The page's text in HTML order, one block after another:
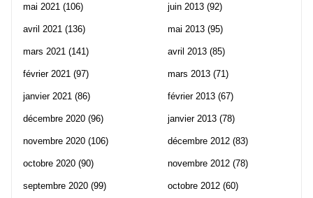
mai 2021 (106)
avril 2021 (136)
mars 2021 (141)
février 2021 (97)
janvier 2021 (86)
décembre 2020 (96)
novembre 2020 (106)
octobre 2020 (90)
septembre 2020 (99)
juin 2013 (92)
mai 2013 (95)
avril 2013 (85)
mars 2013 (71)
février 2013 (67)
janvier 2013 (78)
décembre 2012 (83)
novembre 2012 (78)
octobre 2012 (60)